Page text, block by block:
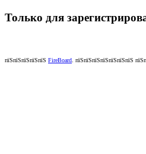
Только для
пїЅпїЅпїЅпїЅпїЅ FireBoard. пїЅпїЅпїЅпїЅпїЅпїЅпїЅ